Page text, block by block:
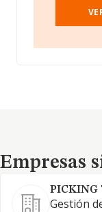
Empresas similares
Empresas
PICKING
Gestión